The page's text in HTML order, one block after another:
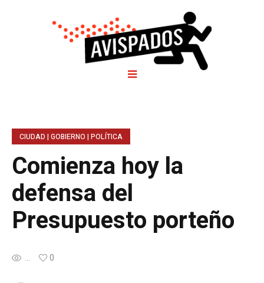
CIUDAD | GOBIERNO | POLÍTICA
Comienza hoy la
defensa del
Presupuesto porteño
... 0